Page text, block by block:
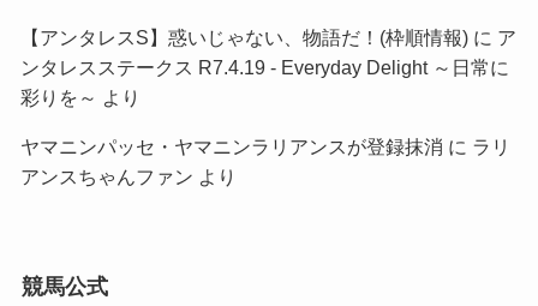
【アンタレスS】惑いじゃない、物語だ！(枠順情報)に ア
ンタレスステークス R7.4.19 - Everyday Delight ～日常に
彩りを～ より
ヤマニンパッセ・ヤマニンラリアンスが登録抹消 に ラリ
アンスちゃんファン より
競馬公式